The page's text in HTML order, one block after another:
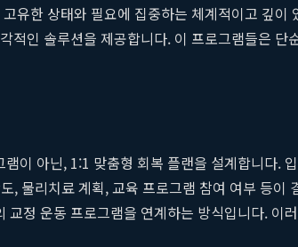
유한 상태와 필요에 집중하는 체계적이고 깊이
인 솔루션을 제공합니다. 이 프로그램들은 단
이 아닌, 1:1 맞춤형 회복 플랜을 설계합니다.
물리치료 계획, 교육 프로그램 참여 여부 등이
정 운동 프로그램을 연계하는 방식입니다. 이